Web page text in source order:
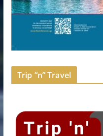
Trip “n” Travel